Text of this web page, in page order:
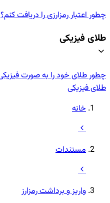
چطور اعتبار رمزارزی‌ را دریافت کنم؟
طلای فیزیکی
چطور طلای خود را به صورت
طلای فیزیکی
خانه
مستندات
واریز و برداشت رمزارز